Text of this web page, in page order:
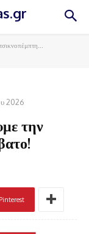
2026
την
Pinterest